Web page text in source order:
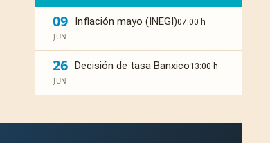
09
JUN
Inflación mayo (INEGI)07:00 h
26
JUN
Decisión de tasa Banxico13:00 h